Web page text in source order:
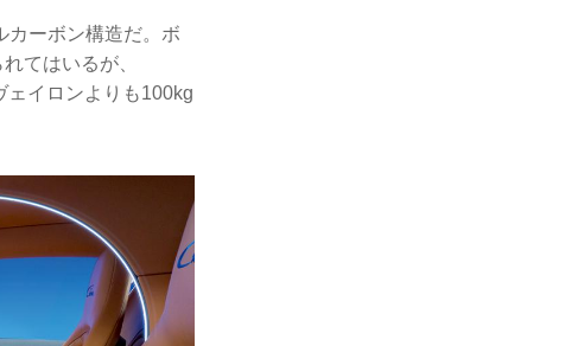
カーボン構造だ。ボ
てはいるが、
ェイロンよりも100kg